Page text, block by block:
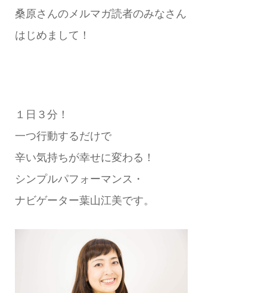
桑原さんのメルマガ読者のみなさん
はじめまして！
１日３分！
一つ行動するだけで
辛い気持ちが幸せに変わる！
シンプルパフォーマンス・
ナビゲーター葉山江美です。